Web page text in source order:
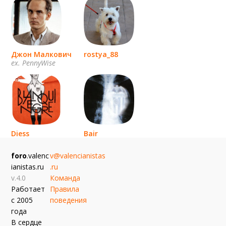
Джон Малкович
ex. PennyWise
rostya_88
Diess
Bair
foro.valenc
ianistas.ru
v.4.0
Работает
с 2005
года
В сердце
v@valencianistas
.ru
Команда
Правила
поведения